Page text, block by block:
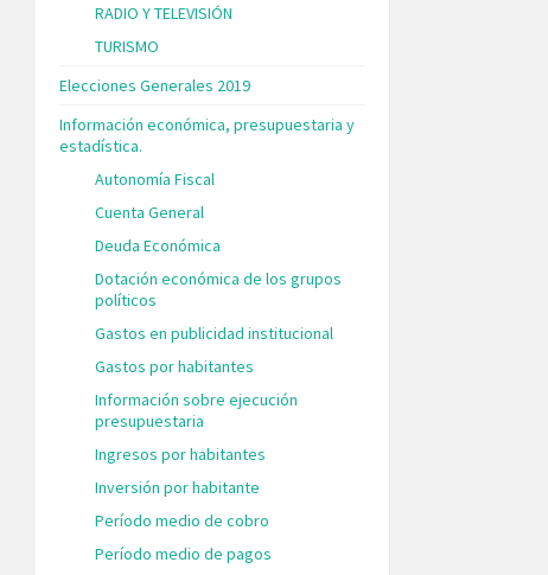
RADIO Y TELEVISIÓN
TURISMO
Elecciones Generales 2019
Información económica, presupuestaria y
estadística.
Autonomía Fiscal
Cuenta General
Deuda Económica
Dotación económica de los grupos
políticos
Gastos en publicidad institucional
Gastos por habitantes
Información sobre ejecución
presupuestaria
Ingresos por habitantes
Inversión por habitante
Período medio de cobro
Período medio de pagos